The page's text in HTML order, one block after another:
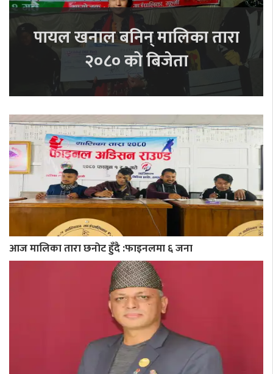
पायल खनाल बनिन् मालिका तारा
२०८० को बिजेता
आज मालिका तारा छनोट हुँदै :फाइनलमा ६ जना